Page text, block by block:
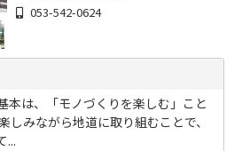
053-542-0624
本は、「モノづくりを楽しむ」こと
しみながら地道に取り組むことで、
...